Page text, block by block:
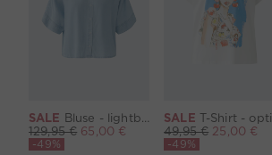
SALE Bluse - lightblue denim
129,95 € 65,00 €
-49%
SALE T-Shirt - optic white
49,95 € 25,00 €
-49%